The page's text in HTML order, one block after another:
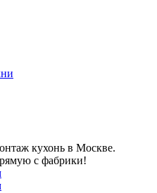
кухонь в Москве.
с фабрики!